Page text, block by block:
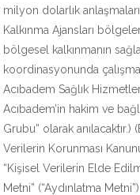
milyon dolarlık
Kalkınma Ajansları
bölgesel kalkınmanın
koordinasyonunda
Acıbadem Sağlık
Acıbadem’in hakim ve
Grubu” olarak anılacaktır.)
Verilerin Korunması
“Kişisel Verilerin Elde
Metni” (“Aydınlatma